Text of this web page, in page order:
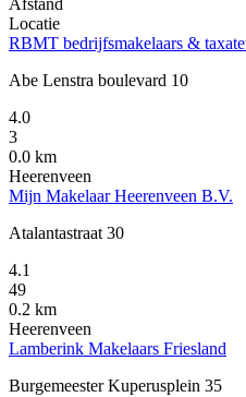
Afstand
Locatie
RBMT bedrijfsmakelaars &
Abe Lenstra boulevard 10
4.0
3
0.0 km
Heerenveen
Mijn Makelaar Heerenveen B.V.
Atalantastraat 30
4.1
49
0.2 km
Heerenveen
Lamberink Makelaars Friesland
Burgemeester Kuperusplein 35